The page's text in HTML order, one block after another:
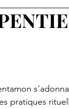
pratiques